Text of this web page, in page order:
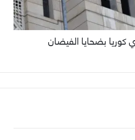
كوريا بضحايا الفيضان